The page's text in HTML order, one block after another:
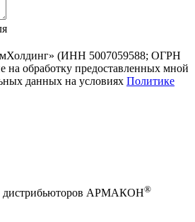
(ИНН 5007059588; ОГРН
на обработку предоставленных мной
данных на условиях Политике
дистрибьюторов АРМАКОН®